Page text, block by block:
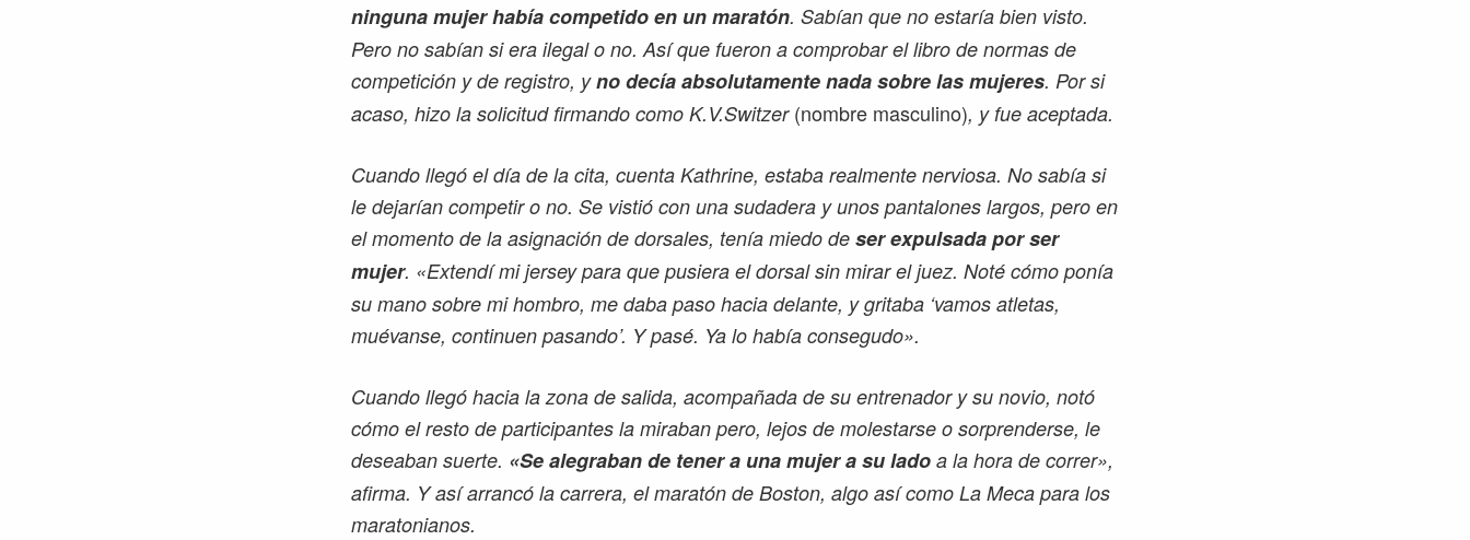
ninguna mujer había competido en un maratón. Sabían que no estaría bien visto.
Pero no sabían si era ilegal o no. Así que fueron a comprobar el libro de normas de
competición y de registro, yno decía absolutamente nada sobre las mujeres. Por si
acaso, hizo la solicitud firmando como K.V.Switzer (nombre masculino), y fue aceptada.
Cuando llegó el día de la cita, cuenta Kathrine, estaba realmente nerviosa. No sabía si
le dejarían competir o no. Se vistió con una sudadera y unos pantalones largos, pero en
el momento de la asignación de dorsales, tenía miedo de ser expulsada por ser
mujer. «Extendí mi jersey para que pusiera el dorsal sin mirar el juez. Noté cómo ponía
su mano sobre mi hombro, me daba paso hacia delante, y gritaba ‘vamos atletas,
muévanse, continuen pasando’. Y pasé. Ya lo había consegudo».
Cuando llegó hacia la zona de salida, acompañada de su entrenador y su novio, notó
cómo el resto de participantes la miraban pero, lejos de molestarse o sorprenderse, le
deseaban suerte. «Se alegraban de tener a una mujer a su lado a la hora de correr»,
afirma. Y así arrancó la carrera, el maratón de Boston, algo así como La Meca para los
maratonianos.